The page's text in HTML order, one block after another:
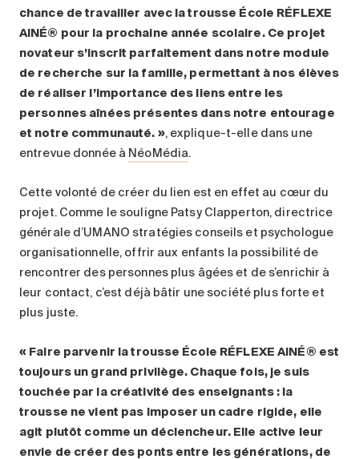
chance de travailler avec la trousse École RÉFLEXE
AINÉ® pour la prochaine année scolaire. Ce projet
novateur s’inscrit parfaitement dans notre module
de recherche sur la famille, permettant à nos élèves
de réaliser l’importance des liens entre les
personnes aînées présentes dans notre entourage
et notre communauté. », explique-t-elle dans une
entrevue donnée à NéoMédia.
Cette volonté de créer du lien est en effet au cœur du
projet. Comme le souligne Patsy Clapperton, directrice
générale d’UMANO stratégies conseils et psychologue
organisationnelle, offrir aux enfants la possibilité de
rencontrer des personnes plus âgées et de s’enrichir à
leur contact, c’est déjà bâtir une société plus forte et
plus juste.
« Faire parvenir la trousse École RÉFLEXE AINÉ® est
toujours un grand privilège. Chaque fois, je suis
touchée par la créativité des enseignants : la
trousse ne vient pas imposer un cadre rigide, elle
agit plutôt comme un déclencheur. Elle active leur
envie de créer des ponts entre les générations, de